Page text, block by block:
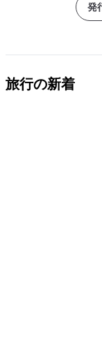
発
旅行の新着